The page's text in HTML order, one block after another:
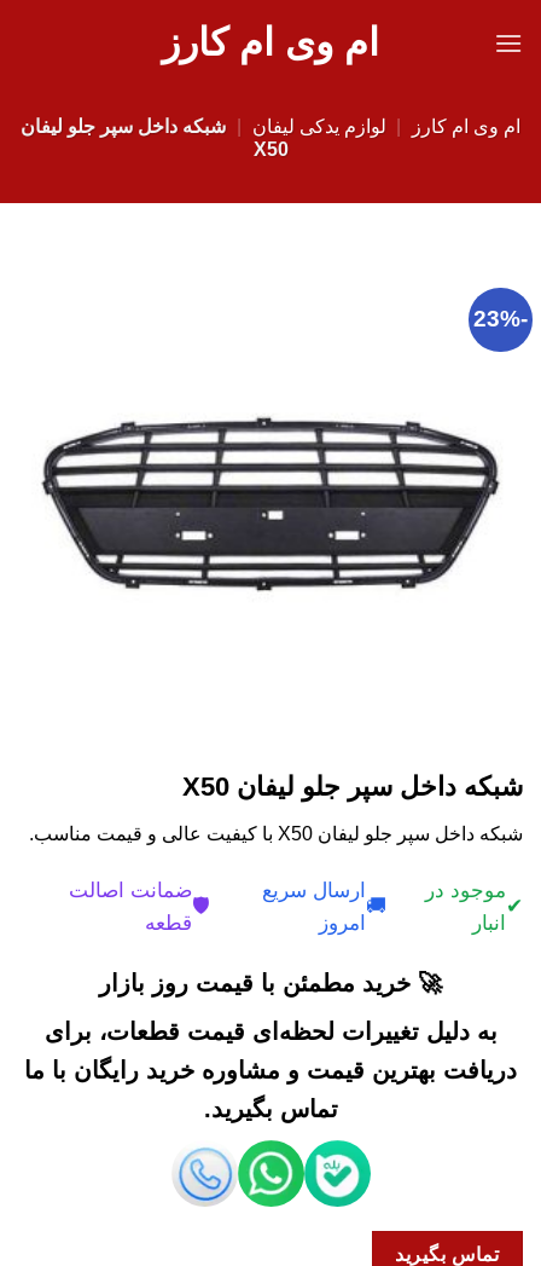
ام وی ام کارز
ام وی ام کارز لوازم یدکی لیفان
شبکه داخل سپر جلو لیفان
X50
-23%
شبکه داخل سپر جلو لیفان X50
شبکه داخل سپر جلو لیفان X50 با کیفیت عالی و قیمت مناسب.
✔
موجود در
انبار
🚚
ارسال سریع
امروز
🛡️
ضمانت اصالت
قطعه
🚀 خرید مطمئن با قیمت روز بازار
به دلیل تغییرات لحظه‌ای قیمت قطعات، برای
دریافت بهترین قیمت و مشاوره خرید رایگان با ما
تماس بگیرید.
تماس بگیرید